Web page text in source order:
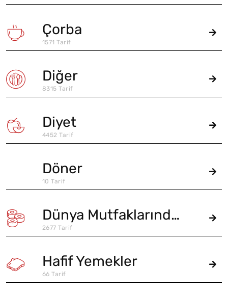
Çorba
1571 Tarif
Diğer
8315 Tarif
Diyet
4452 Tarif
Döner
10 Tarif
Dünya Mutfaklarından
2677 Tarif
Hafif Yemekler
66 Tarif